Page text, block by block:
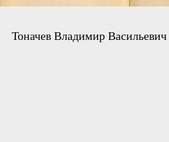
Тоначев Владимир Васильевич